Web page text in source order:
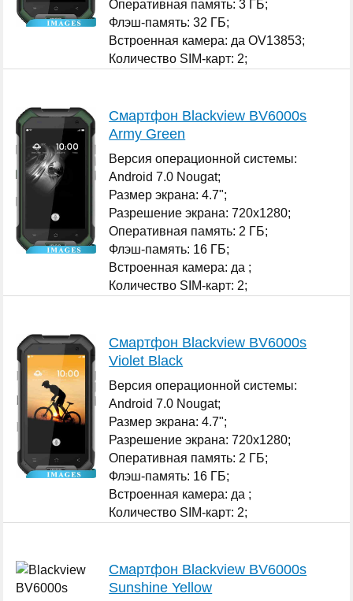
Оперативная память: 3 ГБ;
Флэш-память: 32 ГБ;
Встроенная камера: да OV13853;
Количество SIM-карт: 2;
Смартфон Blackview BV6000s
Army Green
Версия операционной системы:
Android 7.0 Nougat;
Размер экрана: 4.7";
Разрешение экрана: 720x1280;
Оперативная память: 2 ГБ;
Флэш-память: 16 ГБ;
Встроенная камера: да ;
Количество SIM-карт: 2;
Смартфон Blackview BV6000s
Violet Black
Версия операционной системы:
Android 7.0 Nougat;
Размер экрана: 4.7";
Разрешение экрана: 720x1280;
Оперативная память: 2 ГБ;
Флэш-память: 16 ГБ;
Встроенная камера: да ;
Количество SIM-карт: 2;
Смартфон Blackview BV6000s
Sunshine Yellow